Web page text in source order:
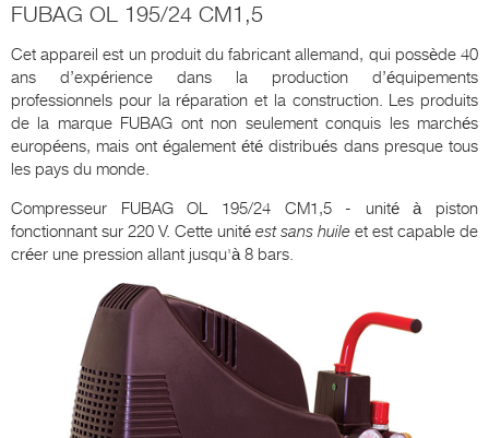
FUBAG OL 195/24 CM1,5
Cet appareil est un produit du fabricant allemand, qui possède 40
ans d’expérience dans la production d’équipements
professionnels pour la réparation et la construction. Les produits
de la marque FUBAG ont non seulement conquis les marchés
européens, mais ont également été distribués dans presque tous
les pays du monde.
Compresseur FUBAG OL 195/24 CM1,5 - unité à piston
fonctionnant sur 220 V. Cette unité est sans huile et est capable de
créer une pression allant jusqu'à 8 bars.